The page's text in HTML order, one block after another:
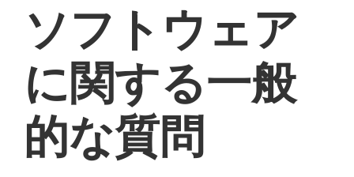
ソフトウェア
に関する一般
的な質問